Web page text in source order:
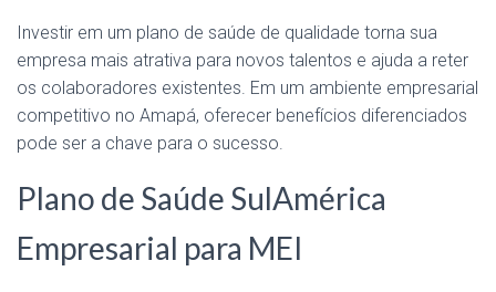
Investir em um plano de saúde de qualidade torna sua
empresa mais atrativa para novos talentos e ajuda a reter
os colaboradores existentes. Em um ambiente empresarial
competitivo no Amapá, oferecer benefícios diferenciados
pode ser a chave para o sucesso.
Plano de Saúde SulAmérica
Empresarial para MEI